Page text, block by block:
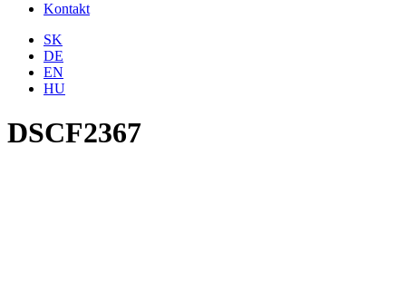
Kontakt
SK
DE
EN
HU
DSCF2367